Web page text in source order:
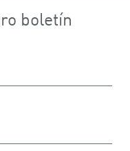
boletín